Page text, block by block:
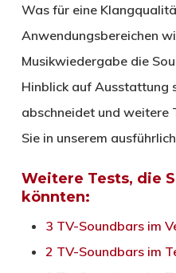
Was für eine
Anwendungsbereichen
Musikwiedergabe die
Hinblick auf Ausstattung
abschneidet und weitere
Sie in unserem
Weitere Tests, die
könnten:
3 TV-Soundbars im
2 TV-Soundbars im